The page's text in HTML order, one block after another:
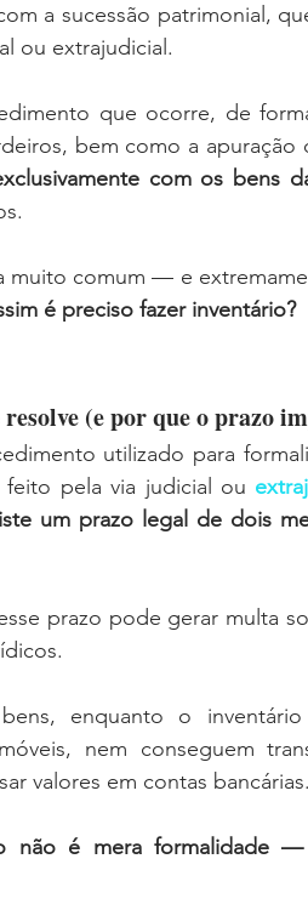
a sucessão patrimonial,
ou extrajudicial.
que ocorre, de
com os bens
muito comum — e
é preciso fazer inventário?
(e por que o prazo
utilizado para
pela via judicial ou
um prazo legal de dois
prazo pode gerar multa
enquanto o
nem conseguem
valores em contas bancárias.
não é mera formalidade